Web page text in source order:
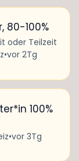
80-100%
oder Teilzeit
•vor 2Tg
100%
•vor 3Tg